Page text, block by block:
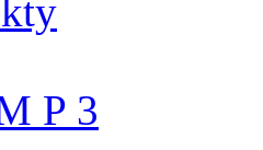
P 3